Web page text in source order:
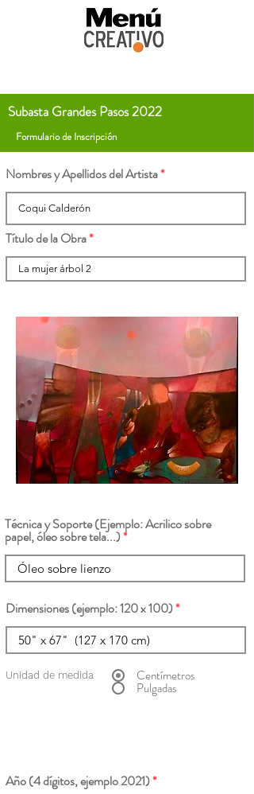
Subasta Grandes Pasos 2022
Formulario de Inscripción
Nombres y Apellidos del Artista
Título de la Obra
Técnica y Soporte (Ejemplo: Acrilico sobre
papel, óleo sobre tela...)
Dimensiones (ejemplo: 120 x 100)
Unidad de medida Centímetros
Pulgadas
Año (4 dígitos, ejemplo 2021)